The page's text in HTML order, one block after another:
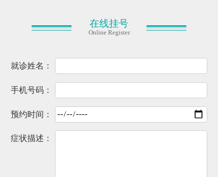
在线挂号
Online Register
就诊姓名：
手机号码：
预约时间：
症状描述：